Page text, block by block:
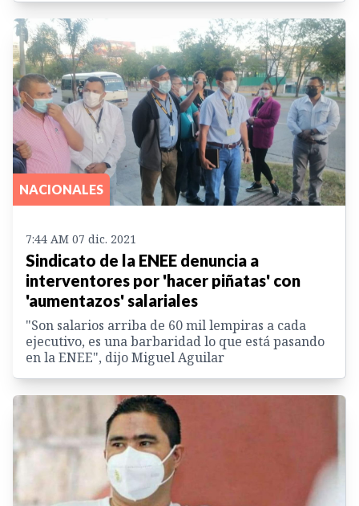
NACIONALES
7:44 AM 07 dic. 2021
Sindicato de la ENEE denuncia a
interventores por 'hacer piñatas' con
'aumentazos' salariales
"Son salarios arriba de 60 mil lempiras a cada
ejecutivo, es una barbaridad lo que está pasando
en la ENEE", dijo Miguel Aguilar